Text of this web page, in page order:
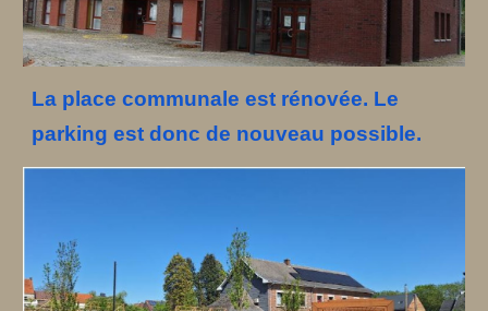
La place communale est rénovée. Le
parking est donc de nouveau possible.